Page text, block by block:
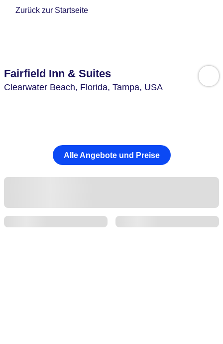
Zurück zur Startseite
Fairfield Inn & Suites
Clearwater Beach, Florida, Tampa, USA
Alle Angebote und Preise